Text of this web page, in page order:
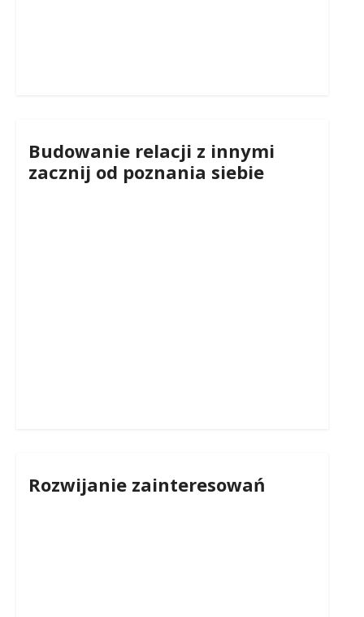
Budowanie relacji z innymi
zacznij od poznania siebie
Rozwijanie zainteresowań